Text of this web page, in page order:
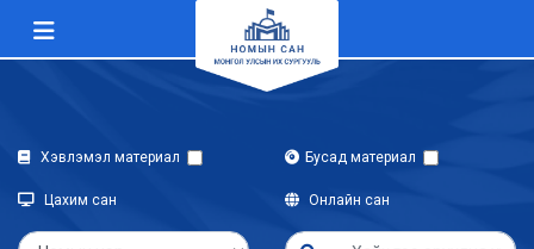
Хэвлэмэл материал Бусад материал
Цахим сан Онлайн сан